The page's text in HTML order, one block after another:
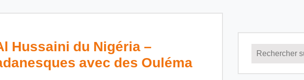
Hussaini du Nigéria –
avec des Ouléma